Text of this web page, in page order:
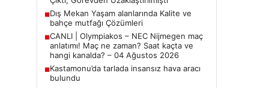
■Dış Mekan Yaşam alanlarında Kalite ve
bahçe mutfağı Çözümleri
■CANLI | Olympiakos – NEC Nijmegen maç
anlatımı! Maç ne zaman? Saat kaçta ve
hangi kanalda? – 04 Ağustos 2026
■Kastamonu’da tarlada insansız hava aracı
bulundu